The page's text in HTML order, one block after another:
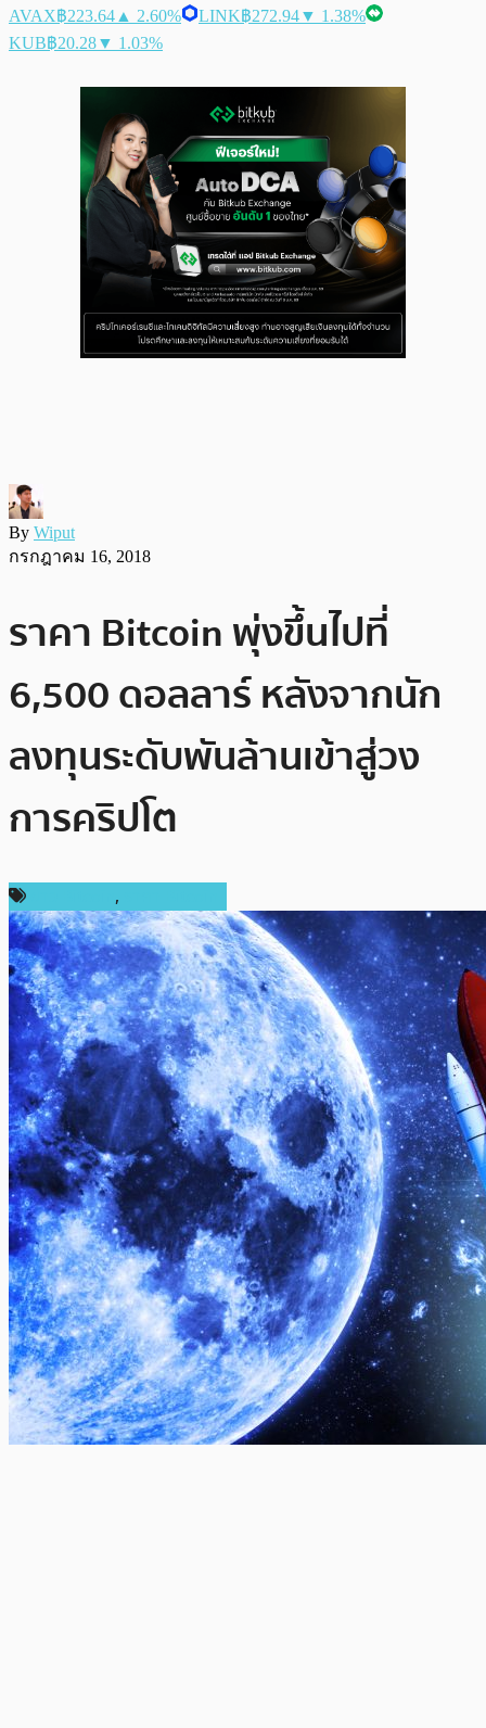
AVAX฿223.64 ▲ 2.60% LINK฿272.94▼ 1.38%
KUB฿20.28▼ 1.03%
By Wiput
กรกฎาคม 16, 2018
ราคา Bitcoin พุ่งขึ้นไปที่
6,500 ดอลลาร์ หลังจากนัก
ลงทุนระดับพันล้านเข้าสู่วง
การคริปโต
,